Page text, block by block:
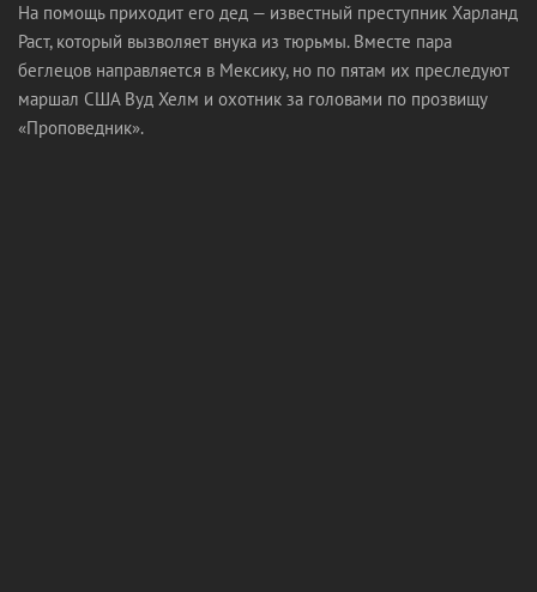
На помощь приходит его дед — известный преступник Харланд
Раст, который вызволяет внука из тюрьмы. Вместе пара
беглецов направляется в Мексику, но по пятам их преследуют
маршал США Вуд Хелм и охотник за головами по прозвищу
«Проповедник».